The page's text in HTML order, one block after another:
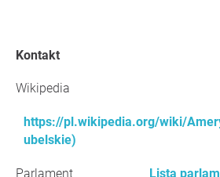
Kontakt
Wikipedia
https://pl.wikipedia.org/wiki/
ubelskie)
Parlament Lista